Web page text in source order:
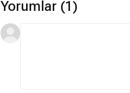
Yorumlar (1)